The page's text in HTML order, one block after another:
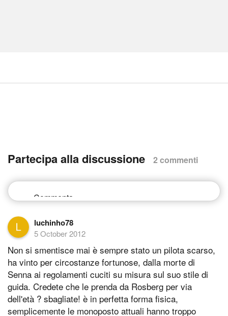
Partecipa alla discussione 2 commenti
luchinho78
5 October 2012
Non si smentisce mai è sempre stato un pilota scarso,
ha vinto per circostanze fortunose, dalla morte di
Senna ai regolamenti cuciti su misura sul suo stile di
guida. Credete che le prenda da Rosberg per via
dell'età ? sbagliate! è in perfetta forma fisica,
semplicemente le monoposto attuali hanno troppo